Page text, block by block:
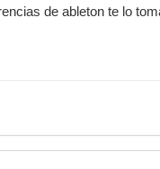
de ableton te lo